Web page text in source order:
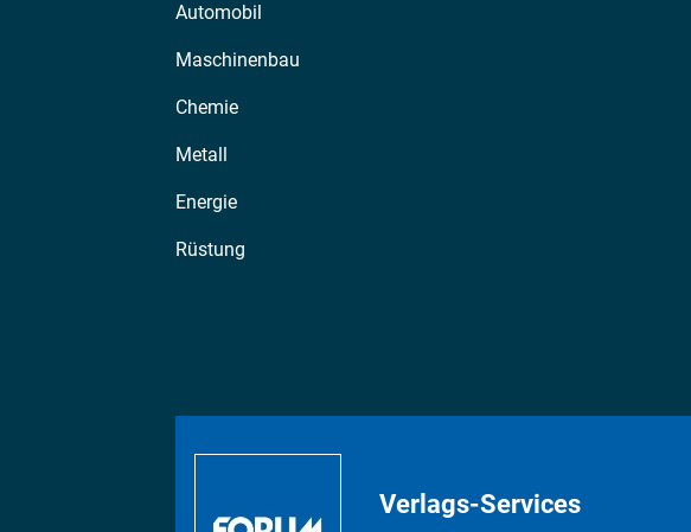
Automobil
Maschinenbau
Chemie
Metall
Energie
Rüstung
Verlags-Services